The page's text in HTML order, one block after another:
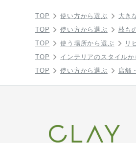
TOP 使い方から選ぶ 大き
TOP
使い方から選ぶ 枝も
TOP
使う場所から選ぶ リ
TOP
インテリアのスタイルか
TOP
使い方から選ぶ 店舗